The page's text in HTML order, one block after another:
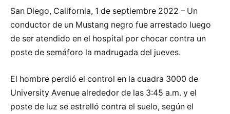
San Diego, California, 1 de septiembre 2022 – Un
conductor de un Mustang negro fue arrestado luego
de ser atendido en el hospital por chocar contra un
poste de semáforo la madrugada del jueves.
El hombre perdió el control en la cuadra 3000 de
University Avenue alrededor de las 3:45 a.m. y el
poste de luz se estrelló contra el suelo, según el